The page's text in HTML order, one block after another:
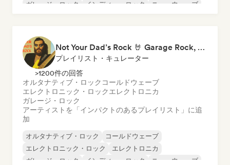
ガレージ・ロック
インディー・ロック ニューウェーブ
Not Your Dad’s Rock 🤘 Garage Rock, Alt-Rock & Indie Anthems
プレイリスト・キュレーター
>1200件の回答
オルタナティブ・ロック コールドウェーブ
エレクトロニック・ロックエレクトロニカ
ガレージ・ロック
アーティストを「インパクトのあるプレイリスト」に追
加
オルタナティブ・ロック
コールドウェーブ
エレクトロニック・ロック
エレクトロニカ
ガレージ・ロック
インディー・ロック
ニューウェーブ